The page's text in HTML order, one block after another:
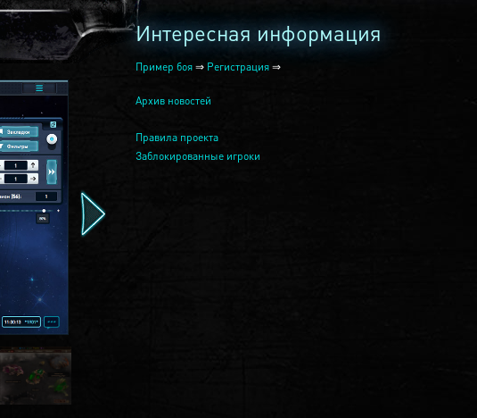
Интересная информация
Пример боя ⇒ Регистрация ⇒
Архив новостей
Правила проекта
Заблокированные игроки